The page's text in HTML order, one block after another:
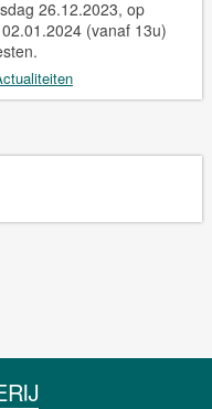
26.12.2023, op
(vanaf 13u)